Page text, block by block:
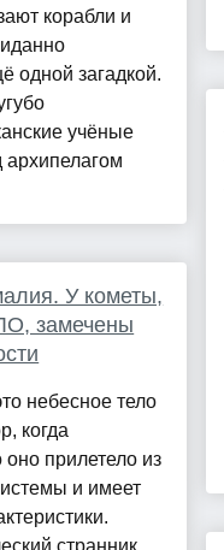
корабли и
одной загадкой.
учёные
У кометы,
замечены
небесное тело
когда
прилетело из
и имеет